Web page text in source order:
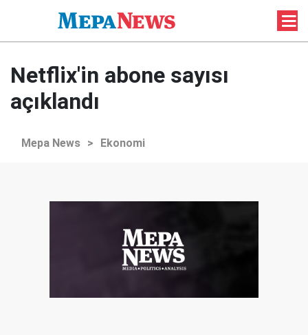
Netflix'in abone sayısı
açıklandı
Mepa News > Ekonomi